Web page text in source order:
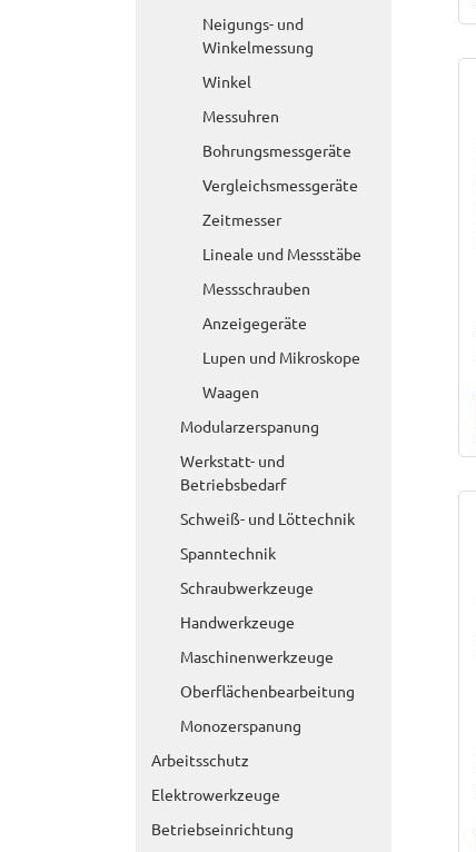
Neigungs- und
Winkelmessung
Winkel
Messuhren
Bohrungsmessgeräte
Vergleichsmessgeräte
Zeitmesser
Lineale und Messstäbe
Messschrauben
Anzeigegeräte
Lupen und Mikroskope
Waagen
Modularzerspanung
Werkstatt- und
Betriebsbedarf
Schweiß- und Löttechnik
Spanntechnik
Schraubwerkzeuge
Handwerkzeuge
Maschinenwerkzeuge
Oberflächenbearbeitung
Monozerspanung
Arbeitsschutz
Elektrowerkzeuge
Betriebseinrichtung